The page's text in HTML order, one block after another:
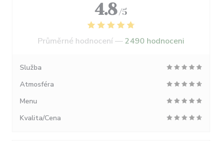
4.8 /5
Průměrné hodnocení —2490 hodnoceni
Služba
Atmosféra
Menu
Kvalita/Cena